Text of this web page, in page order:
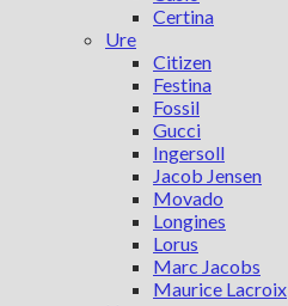
Certina
Ure
Citizen
Festina
Fossil
Gucci
Ingersoll
Jacob Jensen
Movado
Longines
Lorus
Marc Jacobs
Maurice Lacroix